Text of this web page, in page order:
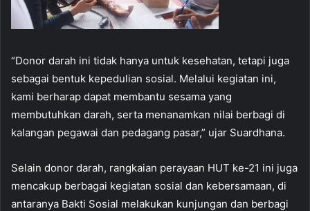
“Donor darah ini tidak hanya untuk kesehatan, tetapi juga
sebagai bentuk kepedulian sosial. Melalui kegiatan ini,
kami berharap dapat membantu sesama yang
membutuhkan darah, serta menanamkan nilai berbagi di
kalangan pegawai dan pedagang pasar,” ujar Suardhana.
Selain donor darah, rangkaian perayaan HUT ke-21 ini juga
mencakup berbagai kegiatan sosial dan kebersamaan, di
antaranya Bakti Sosial melakukan kunjungan dan berbagi